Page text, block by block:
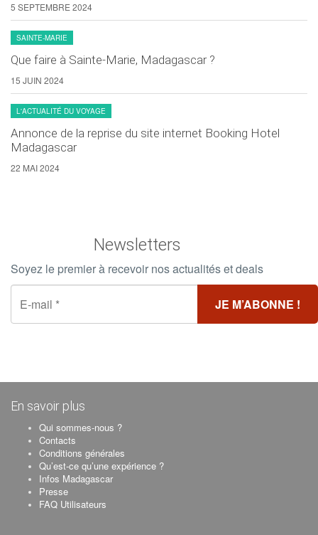
5 SEPTEMBRE 2024
SAINTE-MARIE
Que faire à Sainte-Marie, Madagascar ?
15 JUIN 2024
L'ACTUALITÉ DU VOYAGE
Annonce de la reprise du site internet Booking Hotel
Madagascar
22 MAI 2024
Newsletters
Soyez le premier à recevoir nos actualités et deals
En savoir plus
Qui sommes-nous ?
Contacts
Conditions générales
Qu’est-ce qu’une expérience ?
Infos Madagascar
Presse
FAQ Utilisateurs